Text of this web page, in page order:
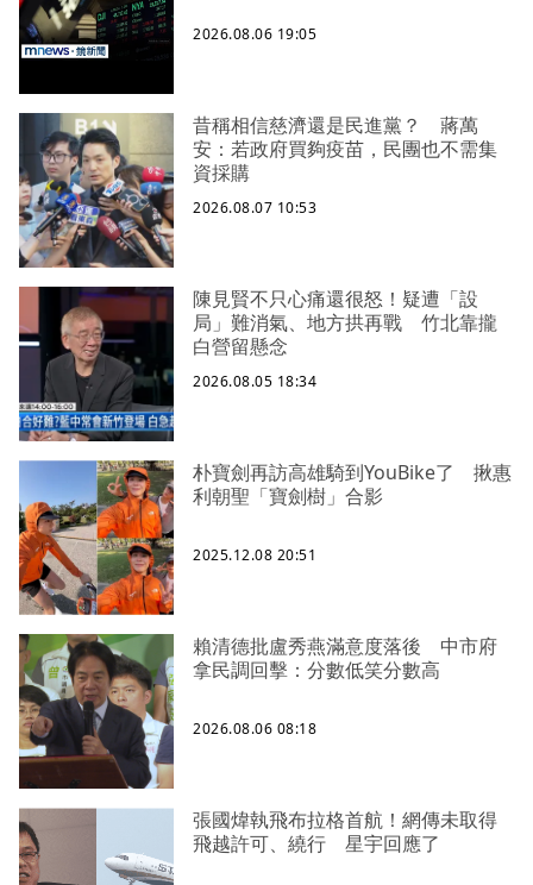
2026.08.06 19:05
昔稱相信慈濟還是民進黨？ 蔣萬
安：若政府買夠疫苗，民團也不需集
資採購
2026.08.07 10:53
陳見賢不只心痛還很怒！疑遭「設
局」難消氣、地方拱再戰 竹北靠攏
白營留懸念
2026.08.05 18:34
朴寶劍再訪高雄騎到YouBike了 揪惠
利朝聖「寶劍樹」合影
2025.12.08 20:51
賴清德批盧秀燕滿意度落後 中市府
拿民調回擊：分數低笑分數高
2026.08.06 08:18
張國煒執飛布拉格首航！網傳未取得
飛越許可、繞行 星宇回應了